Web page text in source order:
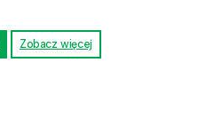
Zobacz więcej